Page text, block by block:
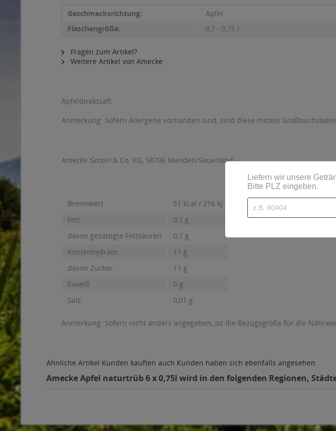
Geschmacksrichtung:
Apfel
Flaschengröße:
0,7 - 0,75 l
Fragen zum Artikel?
Weitere Artikel von Amecke
Apfeldirektsaft
Anmerkung: Sofern Allergene vorhanden sind, sind diese mittels
Amecke GmbH & Co. KG, 58706 Menden/Sauerland
Brennwert
51 kcal / 216 kJ
Fett
0,1 g
davon gesättigte Fettsäuren
0,1 g
Kohlenhydrate
11 g
davon Zucker
11 g
Eiweiß
0 g
Salz
0,01 g
Anmerkung: Sofern nicht anders angegeben, ist die Bezugsgröße für die
Ähnliche Artikel Kunden kauften auch Kunden haben sich ebenfalls angesehen
Amecke Apfel naturtrüb 6 x 0,75l wird in den folgenden Regionen,